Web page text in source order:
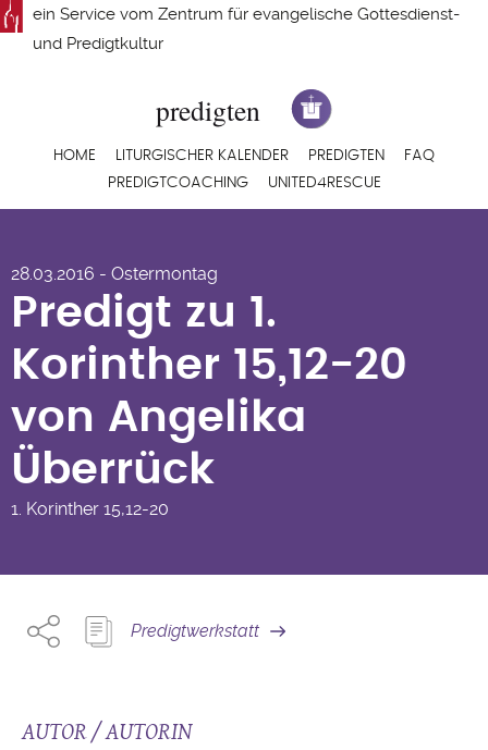
Direkt
zum
ein Service vom Zentrum für evangelische Gottesdienst-
und Predigtkultur
Hauptnavigation
HOME LITURGISCHER KALENDER PREDIGTEN
FAQ
PREDIGTCOACHING
UNITED4RESCUE
Korinther 15,12-20
von Angelika
Überrück
28.03.2016 - Ostermontag
Predigt zu 1.
Korinther 15,12-20
von Angelika
Überrück
1. Korinther 15,12-20
Predigtwerkstatt
AUTOR / AUTORIN